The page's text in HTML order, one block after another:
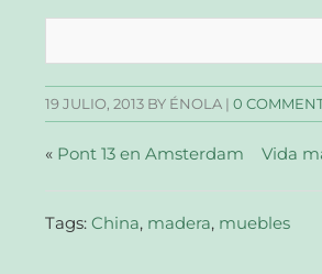
en
abre
una
ventana
nueva)
en
abre
una
ventana
nueva)
en
abre
una
ventana
nueva)
un
correo
a
un
amigo
abre
en
19 JULIO, 2013 BY ÉNOLA |0
« Pont 13 en Amsterdam Vida
Tags:China, madera, muebles